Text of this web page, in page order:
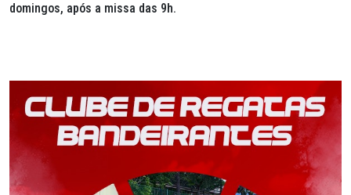
domingos, após a missa das 9h.